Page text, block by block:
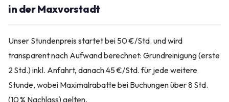
in der Maxvorstadt
Unser Stundenpreis startet bei 50 €/Std. und wird
transparent nach Aufwand berechnet: Grundreinigung (erste
2 Std.) inkl. Anfahrt, danach 45 €/Std. für jede weitere
Stunde, wobei Maximalrabatte bei Buchungen über 8 Std.
(10 % Nachlass) gelten.